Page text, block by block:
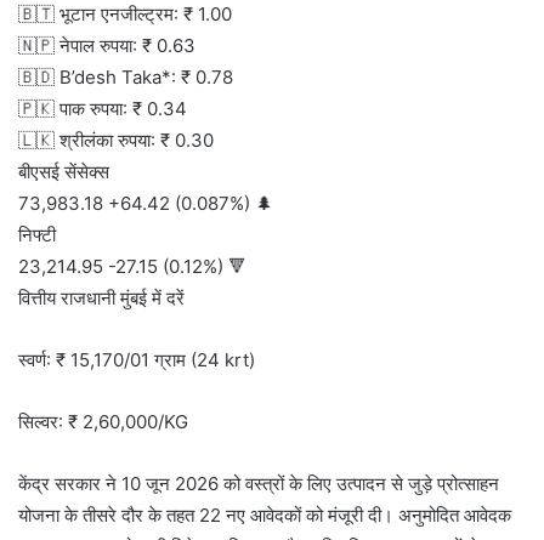
🇧🇹 भूटान एनजील्ट्रम: ₹ 1.00
🇳🇵 नेपाल रुपया: ₹ 0.63
🇧🇩 B’desh Taka*: ₹ 0.78
🇵🇰 पाक रुपया: ₹ 0.34
🇱🇰 श्रीलंका रुपया: ₹ 0.30
बीएसई सेंसेक्स
73,983.18 +64.42 (0.087%) 🌲
निफ्टी
23,214.95 -27.15 (0.12%) 🔻
वित्तीय राजधानी मुंबई में दरें
स्वर्ण: ₹ 15,170/01 ग्राम (24 krt)
सिल्वर: ₹ 2,60,000/KG
केंद्र सरकार ने 10 जून 2026 को वस्त्रों के लिए उत्पादन से जुड़े प्रोत्साहन
योजना के तीसरे दौर के तहत 22 नए आवेदकों को मंजूरी दी। अनुमोदित आवेदक